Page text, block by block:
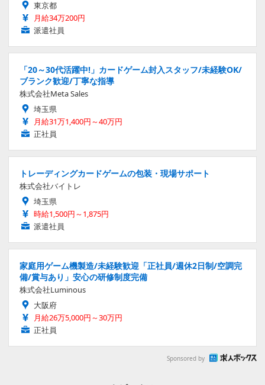
東京都
月給34万200円
派遣社員
「20～30代活躍中!」カードゲーム封入スタッフ/未経験OK/
ブランク歓迎/丁寧な指導
株式会社Meta Sales
埼玉県
月給31万1,400円～40万円
正社員
トレーディングカードゲームの包装・現場サポート
株式会社バイトレ
埼玉県
時給1,500円～1,875円
派遣社員
家庭用ゲーム機製造/未経験歓迎「正社員/週休2日制/空調完
備/賞与あり」安心の研修制度完備
株式会社Luminous
大阪府
月給26万5,000円～30万円
正社員
Sponsored by